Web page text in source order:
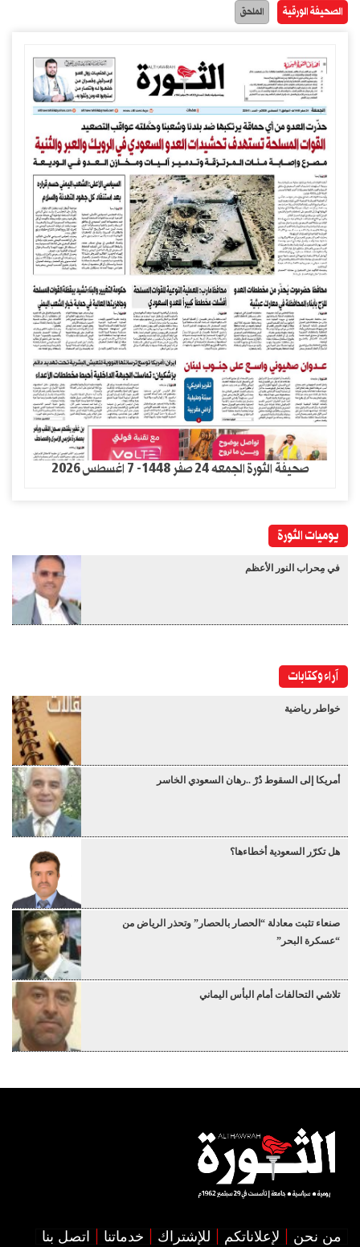
الصحيفة الورقية الملحق
صحيفة الثورة الجمعه 24 صفر 1448- 7 اغسطس 2026
يوميات الثورة
في مِحراب النور الأعظم
آراء وكتابات
خواطر رياضية
أمريكا إلى السقوط دُرْ ..رهان السعودي الخاسر
هل تكرّر السعودية أخطاءها؟
صنعاء تثبت معادلة “الحصار بالحصار” وتحذر الرياض من
“عسكرة البحر”
تلاشي التحالفات أمام البأس اليماني
من نحن لإعلاناتكم للإشتراك خدماتنا اتصل بنا